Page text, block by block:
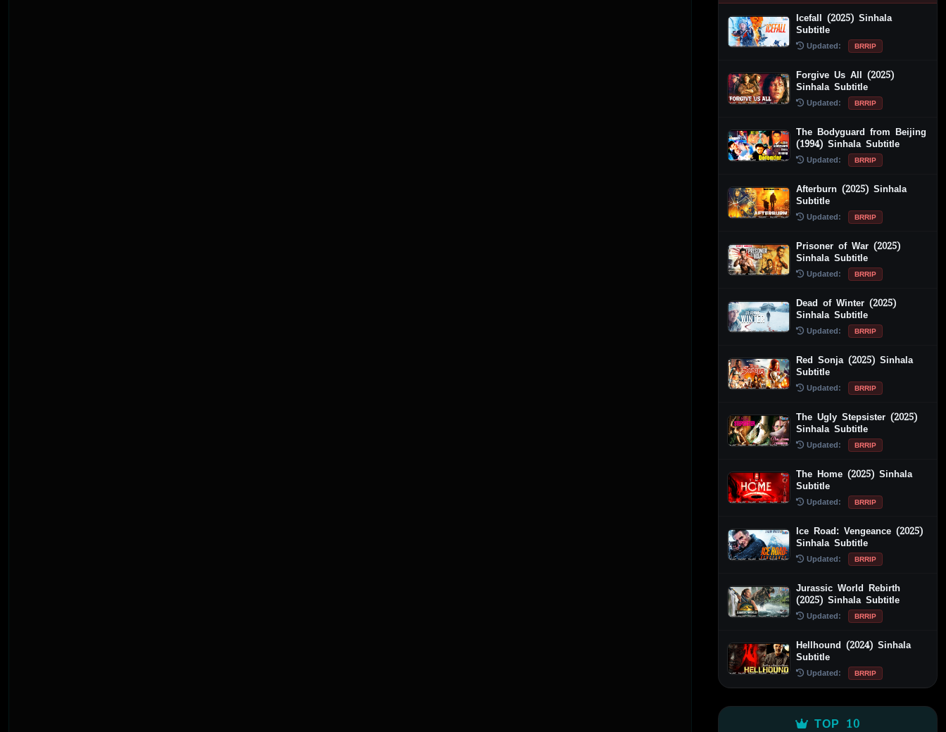
Icefall (2025) Sinhala
Subtitle
Updated: BRRIP
Forgive Us All (2025)
Sinhala Subtitle
Updated: BRRIP
The Bodyguard from Beijing
(1994) Sinhala Subtitle
Updated: BRRIP
Afterburn (2025) Sinhala
Subtitle
Updated: BRRIP
Prisoner of War (2025)
Sinhala Subtitle
Updated: BRRIP
Dead of Winter (2025)
Sinhala Subtitle
Updated: BRRIP
Red Sonja (2025) Sinhala
Subtitle
Updated: BRRIP
The Ugly Stepsister (2025)
Sinhala Subtitle
Updated: BRRIP
The Home (2025) Sinhala
Subtitle
Updated: BRRIP
Ice Road: Vengeance (2025)
Sinhala Subtitle
Updated: BRRIP
Jurassic World Rebirth
(2025) Sinhala Subtitle
Updated: BRRIP
Hellhound (2024) Sinhala
Subtitle
Updated: BRRIP
TOP 10